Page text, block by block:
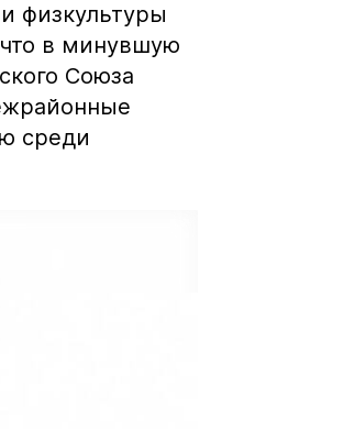
физкультуры
в минувшую
Союза
среди